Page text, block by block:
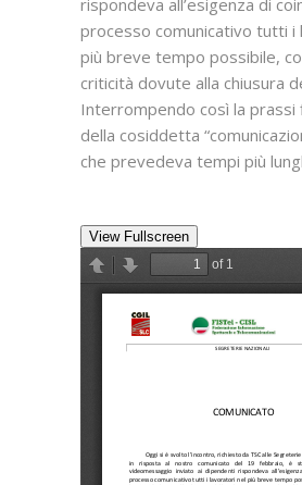
rispondeva all’esigenza di
processo comunicativo tutti i
più breve tempo possibile,
criticità dovute alla chiusura
Interrompendo così la prassi
della cosiddetta
che prevedeva tempi più
View Fullscreen